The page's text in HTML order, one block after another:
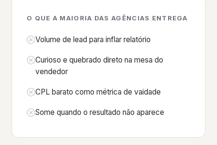
O QUE A MAIORIA DAS AGÊNCIAS ENTREGA
Volume de lead para inflar relatório
Curioso e quebrado direto na mesa do
vendedor
CPL barato como métrica de vaidade
Some quando o resultado não aparece